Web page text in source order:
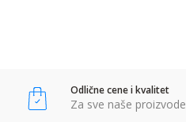
Odlične cene i kvalitet
Za sve naše proizvode